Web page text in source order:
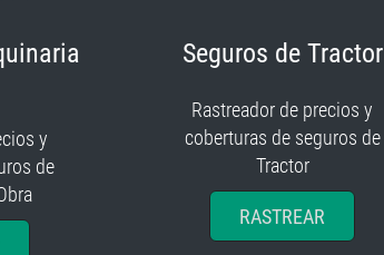
y
de
Seguros de Tractor
Rastreador de precios y
coberturas de seguros de
Tractor
RASTREAR